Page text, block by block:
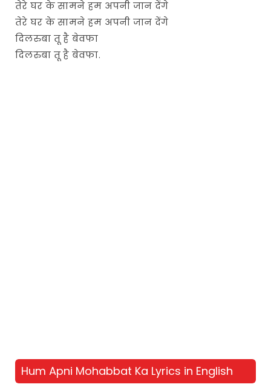
तेरे घर के सामने हम अपनी जान देंगे
तेरे घर के सामने हम अपनी जान देंगे
दिलरुबा तू है बेवफा
दिलरुबा तू है बेवफा.
Hum Apni Mohabbat Ka Lyrics in English